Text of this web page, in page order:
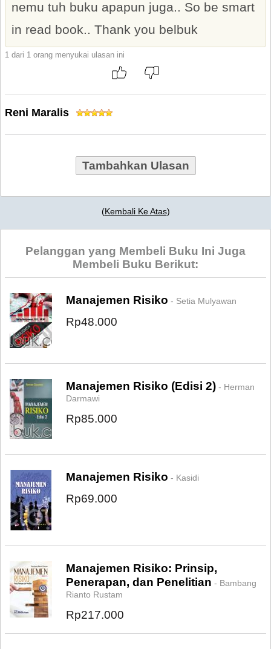
nemu tuh buku apapun juga.. So be smart
in read book.. Thank you belbuk
1 dari 1 orang menyukai ulasan ini
Reni Maralis
Tambahkan Ulasan
(Kembali Ke Atas)
Pelanggan yang Membeli Buku Ini Juga
Membeli Buku Berikut:
Manajemen Risiko - Setia Mulyawan
Rp48.000
Manajemen Risiko (Edisi 2) - Herman
Darmawi
Rp85.000
Manajemen Risiko - Kasidi
Rp69.000
Manajemen Risiko: Prinsip,
Penerapan, dan Penelitian - Bambang
Rianto Rustam
Rp217.000